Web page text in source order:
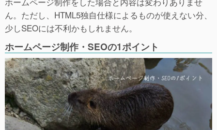
ん。ただし、HTML5独自仕様によるものが使えない分、
少しSEOには不利かもしれません。
ホームページ制作・SEOの1ポイント